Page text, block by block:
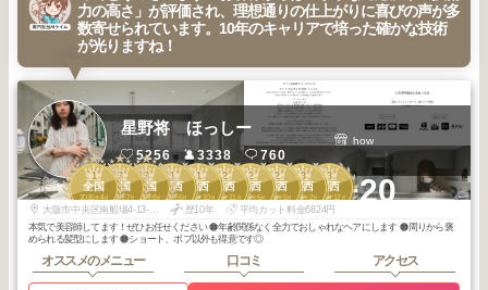
力の高さ」が評価され、理想通りの仕上がりに喜びの声が多
数寄せられています。10年のキャリアで培った確かな技術
が光りますね！
1
全国
2026年 4月
3
全国
2026年 7月
3
全国
2025年 8月
1
関西
2026年 6月
1
関西
2025年 10月
2
関西
2025年 11 月
2
関西
2025年 6月
2
関西
2025年 5月
3
関西
2026年 2月
3
関西
2025年 12月
+20
星野将 ほっしー
5256 3338 760
how
大阪市中央区南船場4-13-23F 歴10年
平均カット料金6824円
本気で美容師してます！ぜひお任せください 🟠年齢関係なく全力でおしゃれなヘアにします 🟠周りから褒
められる髪型にします 🟠ショート、ボブ以外も得意です◎
オススメのメニュー 口コミ アクセス